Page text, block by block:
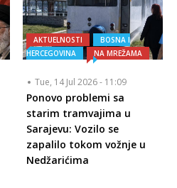
AKTUELNOSTI
BOSNA I
HERCEGOVINA
NA MREŽAMA
Tue, 14 Jul 2026 - 11:09
Ponovo problemi sa
starim tramvajima u
Sarajevu: Vozilo se
zapalilo tokom vožnje u
Nedžarićima